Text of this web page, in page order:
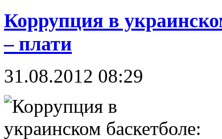
Коррупция в
– плати
31.08.2012 08:29